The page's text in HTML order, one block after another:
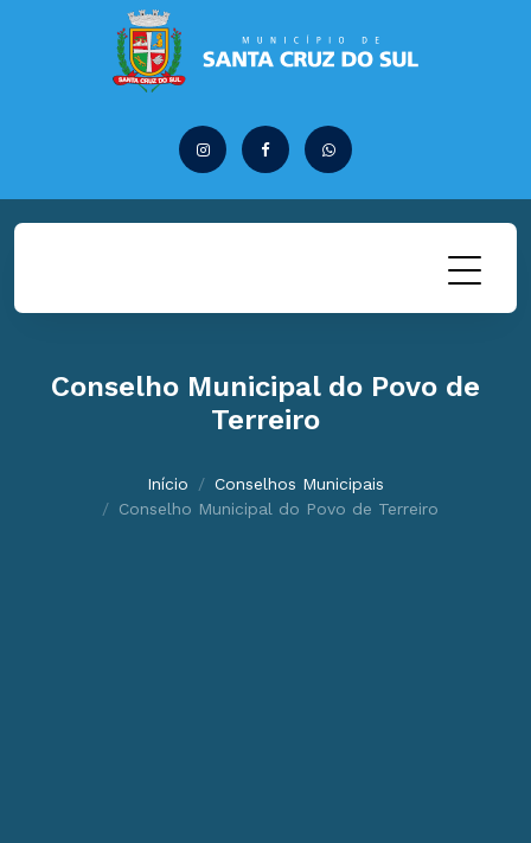
Conselho Municipal do Povo de
Terreiro
Início
Conselhos Municipais
Conselho Municipal do Povo de Terreiro